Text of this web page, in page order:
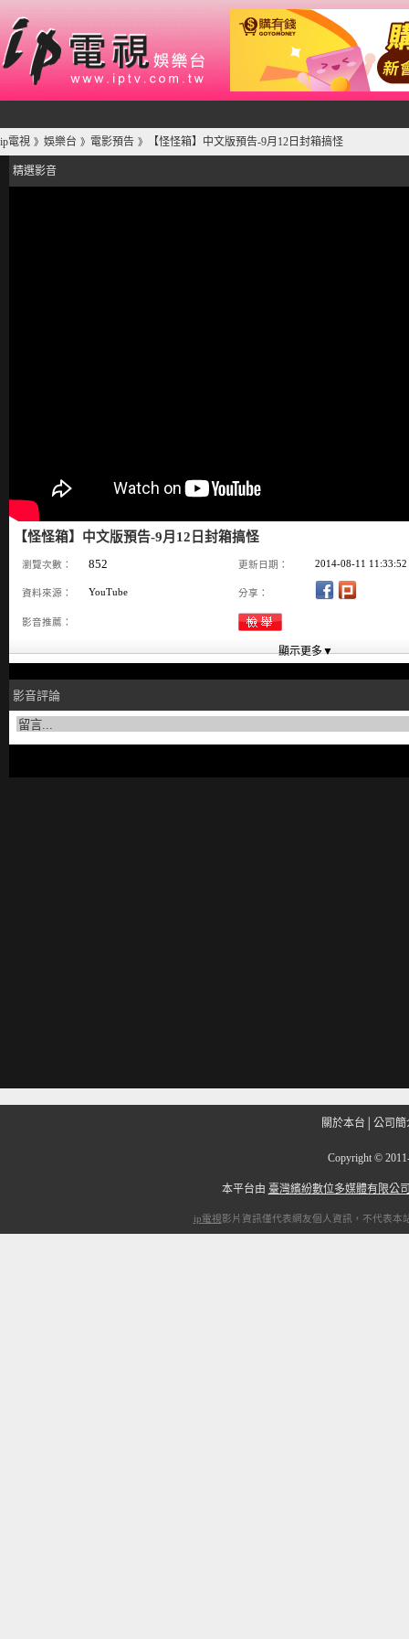
ip電視 》 娛樂台 》 電影預告 》 【怪怪箱】中文版預告-9月12日封箱搞怪
精選影音
【怪怪箱】中文版預告-9月12日封箱搞怪
瀏覽次數： 852 更新日期： 2014-08-11 11:33:52
資料來源： YouTube 分享：
影音推薦：
影音評論
關於本台 公司簡
Copyright ©
本平台由 臺灣繽紛數位多媒體有限公
ip電視影片資訊僅代表網友個人資訊，不代表本